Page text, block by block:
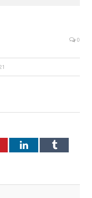
0
LinkedInTumblr